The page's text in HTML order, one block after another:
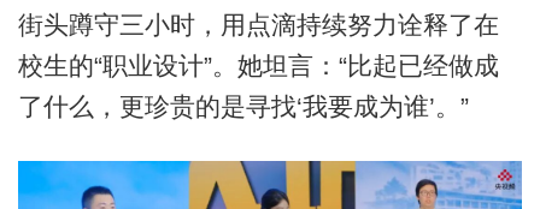
街头蹲守三小时，用点滴持续努力诠释了在
校生的“职业设计”。她坦言：“比起已经做成
了什么，更珍贵的是寻找‘我要成为谁’。”